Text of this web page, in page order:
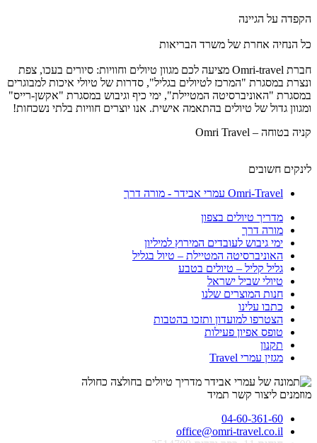
הקפדה על הגיינה
כל הנחיה אחרת של משרד הבריאות
חברת Omri-travel מציעה לכם מגוון טיולים וחוויות: סיורים בעכו, צפת
ונצרת במסגרת "המרכז לטיולים בגליל", סדרות של טיולי איכות למבוגרים
במסגרת "האוניברסיטה המטיילת", ימי כיף וגיבוש במסגרת "אקשן-רייס"
ומגוון גדול של טיולים בהתאמה אישית. אנו יוצרים חוויות בלתי נשכחות!
קניה בטוחה – Omri Travel
לינקים חשובים
Omri-Travel עמרי אבידר - מורה דרך
מדריך טיולים בצפון
מורה דרך
ימי גיבוש לעובדים המירוץ למיליון
האוניברסיטה המטיילת – טיול בגליל
גליל קליל – טיולים בטבע
טיולי שביל ישראל
חנות המוצרים שלנו
כתבו עלינו
הצטרפו למועדון ותזכו בהטבות
טופס אפיון פעילות
תקנון
מגזין עמרי Travel
מוזמנים ליצור קשר תמיד
04-60-361-60
office@omri-travel.co.il